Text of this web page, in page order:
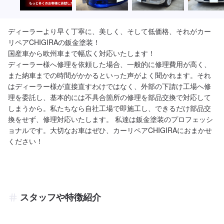
ディーラーより早く丁寧に、美しく、そして低価格、それがカー
リペアCHIGIRAの鈑金塗装！
国産車から欧州車まで幅広く対応いたします！
ディーラー様へ修理を依頼した場合、一般的に修理費用が高く、
また納車までの時間がかかるといった声がよく聞かれます。それ
はディーラー様が直接直すわけではなく、外部の下請け工場へ修
理を委託し、基本的には不具合箇所の修理を部品交換で対応して
しまうから。私たちなら自社工場で即施工し、できるだけ部品交
換をせず、修理対応いたします。 私達は鈑金塗装のプロフェッシ
ョナルです。大切なお車はぜひ、カーリペアCHIGIRAにおまかせ
ください！
スタッフや特徴紹介